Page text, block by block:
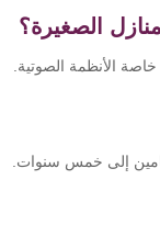
الصغيرة؟
الأنظمة الصوتية.
إلى خمس سنوات.